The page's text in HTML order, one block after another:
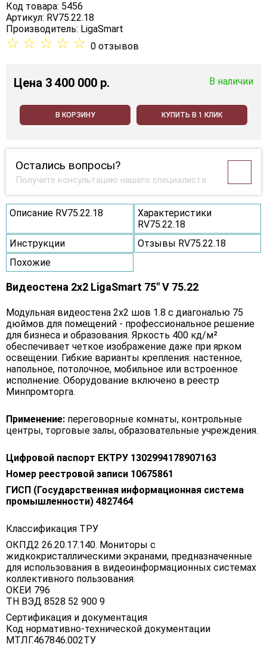
Код товара: 5456
Артикул: RV75.22.18
Производитель: LigaSmart
☆ ☆ ☆ ☆ ☆ 0 отзывов
Цена 3 400 000 p. В наличии
В КОРЗИНУ КУПИТЬ В 1 КЛИК
Остались вопросы?
Получите консультацию нашего специалиста
Описание RV75.22.18
Характеристики
RV75.22.18
Инструкции
Отзывы RV75.22.18
Похожие
Видеостена 2x2 LigaSmart 75" V 75.22
Модульная видеостена 2x2 шов 1.8 с диагональю 75
дюймов для помещений - профессиональное решение
для бизнеса и образования. Яркость 400 кд/м²
обеспечивает четкое изображение даже при ярком
освещении. Гибкие варианты крепления: настенное,
напольное, потолочное, мобильное или встроенное
исполнение. Оборудование включено в реестр
Минпромторга.
Применение: переговорные комнаты, контрольные
центры, торговые залы, образовательные учреждения.
Цифровой паспорт ЕКТРУ 1302994178907163
Номер реестровой записи 10675861
ГИСП (Государственная информационная система
промышленности) 4827464
Классификация ТРУ
ОКПД2 26.20.17.140. Мониторы с
жидкокристаллическими экранами, предназначенные
для использования в видеоинформационных системах
коллективного пользования.
ОКЕИ 796
ТН ВЭД 8528 52 900 9
Сертификация и документация
Код нормативно-технической документации
МТЛГ.467846.002ТУ